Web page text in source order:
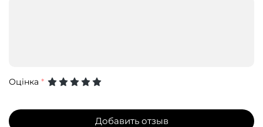
Оцінка *
Добавить отзыв